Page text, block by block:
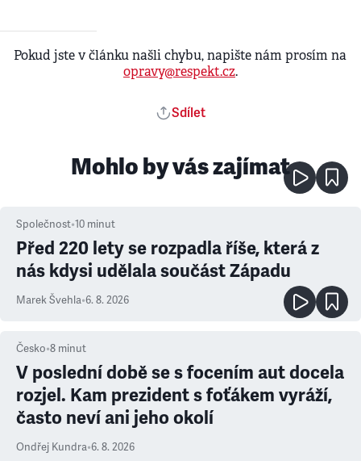
Pokud jste v článku našli chybu, napište nám prosím na
opravy@respekt.cz.
Sdílet
Mohlo by vás zajímat
Společnost•10 minut
Před 220 lety se rozpadla říše, která z
nás kdysi udělala součást Západu
Marek Švehla•6. 8. 2026
Česko•8 minut
V poslední době se s focením aut docela
rozjel. Kam prezident s foťákem vyráží,
často neví ani jeho okolí
Ondřej Kundra•6. 8. 2026